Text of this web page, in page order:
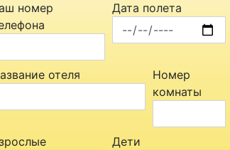
номер
Дата полета
отеля
Номер
комнаты
Дети